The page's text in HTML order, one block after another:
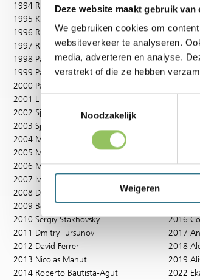
Deze website maakt gebruik van
We gebruiken cookies om
websiteverkeer te analyseren.
media, adverteren en analyse.
verstrekt of die ze hebben
Noodzakelijk
Weigeren
1994 Richard Krajicek
1995 Karol Kucera
1996 Richey Reneberg
1997 Richard Krajicek
1998 Patrick Rafter
1999 Patrick Rafter
2000 Patrick Rafter
2001 Lleyton Hewitt
2002 Sjeng Schalken
2003 Sjeng Schalken
2004 Michael Llodra
2005 Mario Ancic
2006 Mario Ancic
2007 Ivan Ljubicic
2008 David Ferrer
2009 Benjamin Becker
2010 Sergiy Stakhovsky
2011 Dmitry Tursunov
2012 David Ferrer
2013 Nicolas Mahut
2014 Roberto Bautista-Agut
2000
2002
2003
2004
2005
2008
2010
2011
2012
2015
2016
2017
2018
2019
2022